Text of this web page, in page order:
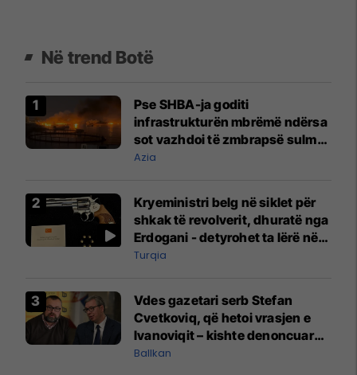
Në trend Botë
Pse SHBA-ja goditi
infrastrukturën mbrëmë ndërsa
sot vazhdoi të zmbrapsë sulmet
iraniane
Azia
Kryeministri belg në siklet për
shkak të revolverit, dhuratë nga
Erdogani - detyrohet ta lërë në
një bazë ushtarake
Turqia
Vdes gazetari serb Stefan
Cvetkoviq, që hetoi vrasjen e
Ivanoviqit – kishte denoncuar
kërcënime ndaj vëllezërve
Ballkan